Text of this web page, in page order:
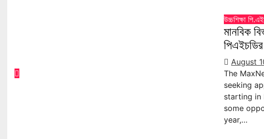
উচ্চশিক্ষা
মানবিক
August
The
seeking
starting in
some
year,…